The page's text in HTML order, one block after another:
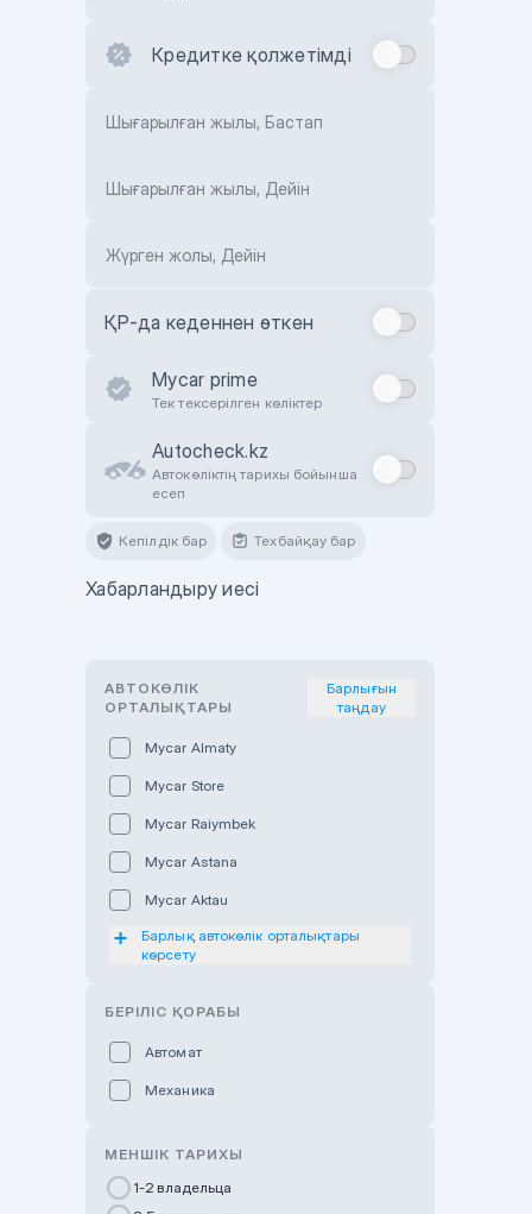
Кредитке қолжетімді
Шығарылған жылы, Бастап
Шығарылған жылы, Дейін
Жүрген жолы, Дейін
ҚР-да кеденнен өткен
Mycar prime
Тек тексерілген көліктер
Autocheck.kz
Автокөліктің тарихы бойынша
есеп
Кепілдік бар Техбайқау бар
Хабарландыру иесі
АВТОКӨЛІК
ОРТАЛЫҚТАРЫ
Барлығын
таңдау
Mycar Almaty
Mycar Store
Mycar Raiymbek
Mycar Astana
Mycar Aktau
Mycar Uralsk
Haval & Tank Pavlodar
Bavaria Almaty
Mycar Shymkent
Барлық автокөлік орталықтары
көрсету
БЕРІЛІС ҚОРАБЫ
Автомат
Механика
МЕНШІК ТАРИХЫ
1-2 владельца